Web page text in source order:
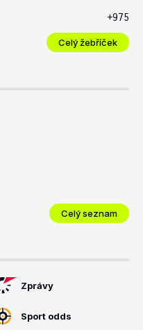
+975
Celý žebříček
Celý seznam
Zprávy
Sport odds